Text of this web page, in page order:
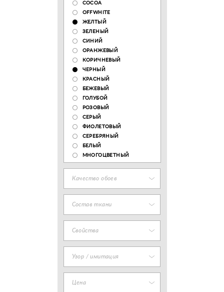
COCOA
OFFWHITE
ЖЕЛТЫЙ
ЗЕЛЕНЫЙ
СИНИЙ
ОРАНЖЕВЫЙ
КОРИЧНЕВЫЙ
ЧЕРНЫЙ
КРАСНЫЙ
БЕЖЕВЫЙ
ГОЛУБОЙ
РОЗОВЫЙ
СЕРЫЙ
ФИОЛЕТОВЫЙ
СЕРЕБРЯНЫЙ
БЕЛЫЙ
МНОГОЦВЕТНЫЙ
Качество обоев
Состав ткани
Свойства
Узор / имитация
Цена